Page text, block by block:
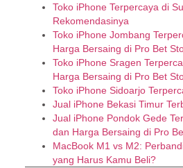
Toko iPhone Terpercaya di
Rekomendasinya
Toko iPhone Jombang
Harga Bersaing di Pro Bet
Toko iPhone Sragen
Harga Bersaing di Pro Bet
Toko iPhone Sidoarjo
Jual iPhone Bekasi Timur
Jual iPhone Pondok Gede
dan Harga Bersaing di Pro
MacBook M1 vs M2:
yang Harus Kamu Beli?